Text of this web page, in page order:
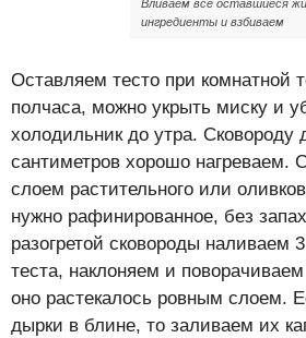
Вливаем все оставшиеся
ингредиенты и взбиваем
Оставляем тесто при комнатной
полчаса, можно укрыть миску и
холодильник до утра. Сковороду
сантиметров хорошо нагреваем.
слоем растительного или
нужно рафинированное, без
разогретой сковороды наливаем
теста, наклоняем и
оно растекалось ровным слоем.
дырки в блине, то заливаем их